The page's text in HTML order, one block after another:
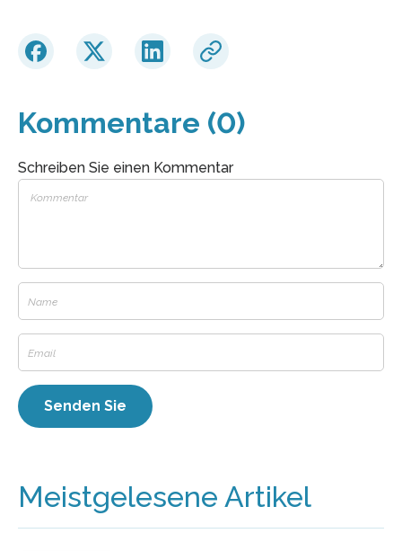
Kommentare (0)
Schreiben Sie einen Kommentar
Meistgelesene Artikel